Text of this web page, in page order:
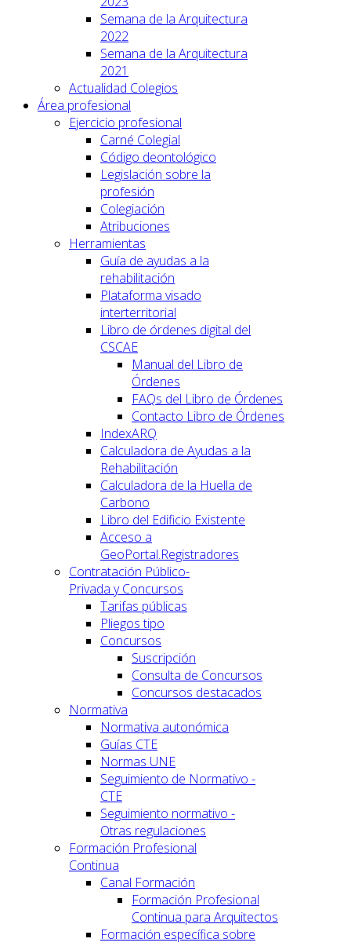
Semana de la Arquitectura
2022
Semana de la Arquitectura
2021
Actualidad Colegios
Área profesional
Ejercicio profesional
Carné Colegial
Código deontológico
Legislación sobre la
profesión
Colegiación
Atribuciones
Herramientas
Guía de ayudas a la
rehabilitación
Plataforma visado
interterritorial
Libro de órdenes digital del
CSCAE
Manual del Libro de
Órdenes
FAQs del Libro de Órdenes
Contacto Libro de Órdenes
IndexARQ
Calculadora de Ayudas a la
Rehabilitación
Calculadora de la Huella de
Carbono
Libro del Edificio Existente
Acceso a
GeoPortal.Registradores
Contratación Público-
Privada y Concursos
Tarifas públicas
Pliegos tipo
Concursos
Suscripción
Consulta de Concursos
Concursos destacados
Normativa
Normativa autonómica
Guías CTE
Normas UNE
Seguimiento de Normativo -
CTE
Seguimiento normativo -
Otras regulaciones
Formación Profesional
Continua
Canal Formación
Formación Profesional
Continua para Arquitectos
Formación específica sobre